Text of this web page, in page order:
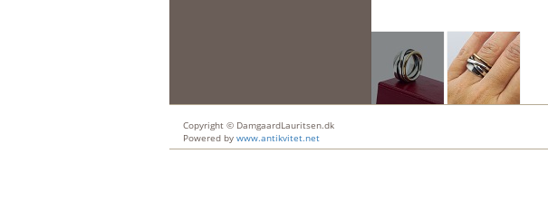
Copyright © DamgaardLauritsen.dk
Powered by www.antikvitet.net